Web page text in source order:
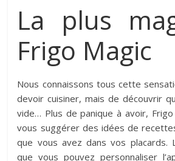
La plus
Frigo Magic
Nous connaissons tous cette
devoir cuisiner, mais de découvrir
vide… Plus de panique à avoir, Frigo
vous suggérer des idées de
que vous avez dans vos placards.
que vous pouvez personnaliser